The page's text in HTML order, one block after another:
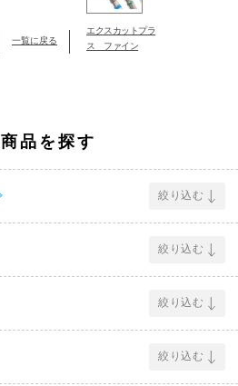
一覧に戻る
エクスカットプラ
ス ファイン
商品を探す
絞り込む
絞り込む
絞り込む
絞り込む